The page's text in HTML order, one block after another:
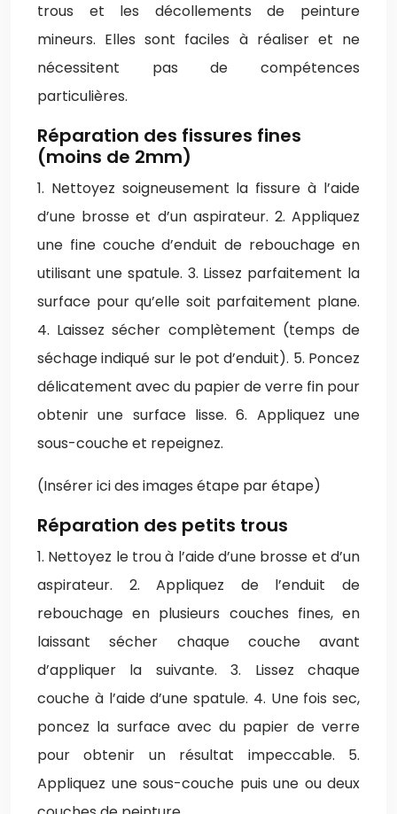
trous et les décollements de peinture
mineurs. Elles sont faciles à réaliser et ne
nécessitent pas de compétences
particulières.
Réparation des fissures fines
(moins de 2mm)
1. Nettoyez soigneusement la fissure à l’aide
d’une brosse et d’un aspirateur. 2. Appliquez
une fine couche d’enduit de rebouchage en
utilisant une spatule. 3. Lissez parfaitement la
surface pour qu’elle soit parfaitement plane.
4. Laissez sécher complètement (temps de
séchage indiqué sur le pot d’enduit). 5. Poncez
délicatement avec du papier de verre fin pour
obtenir une surface lisse. 6. Appliquez une
sous-couche et repeignez.
(Insérer ici des images étape par étape)
Réparation des petits trous
1. Nettoyez le trou à l’aide d’une brosse et d’un
aspirateur. 2. Appliquez de l’enduit de
rebouchage en plusieurs couches fines, en
laissant sécher chaque couche avant
d’appliquer la suivante. 3. Lissez chaque
couche à l’aide d’une spatule. 4. Une fois sec,
poncez la surface avec du papier de verre
pour obtenir un résultat impeccable. 5.
Appliquez une sous-couche puis une ou deux